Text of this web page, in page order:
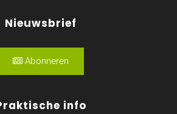
Nieuwsbrief
Abonneren
info